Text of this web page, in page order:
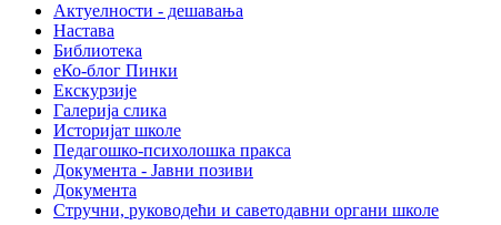
Актуелности - дешавања
Настава
Библиотека
еКо-блог Пинки
Екскурзије
Галерија слика
Историјат школе
Педагошко-психолошка пракса
Документа - Јавни позиви
Документа
Стручни, руководећи и саветодавни органи школе